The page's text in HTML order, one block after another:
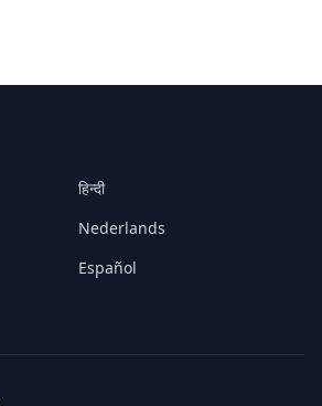
हिन्दी
Nederlands
Español